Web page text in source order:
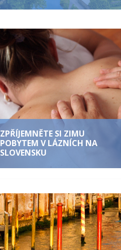
ZPŘÍJEMNĚTE SI ZIMU
POBYTEM V LÁZNÍCH NA
SLOVENSKU